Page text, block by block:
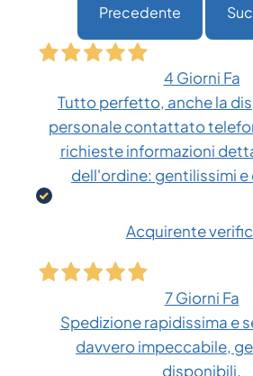
prodottoPrecedente
4 Giorni Fa
Tutto perfetto, anche la
personale contattato
richieste informazioni
dell'ordine: gentilissimi e
Acquirente
7 Giorni Fa
Spedizione rapidissima e
davvero impeccabile,
disponibili.